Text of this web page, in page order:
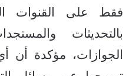
فقط على القنوات
بالتحديثات
الجوازات، مؤكدة أن